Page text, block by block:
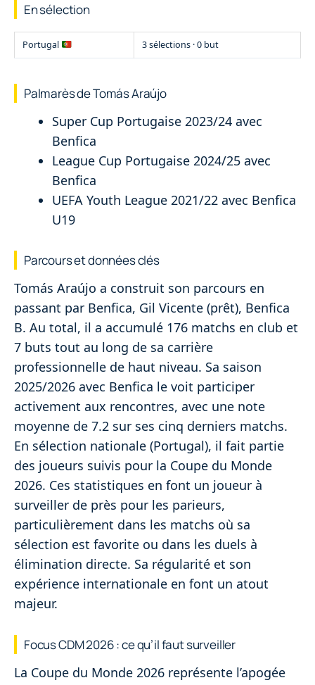
En sélection
Portugal 3 sélections · 0 but
Palmarès de Tomás Araújo
Super Cup Portugaise 2023/24 avec
Benfica
League Cup Portugaise 2024/25 avec
Benfica
UEFA Youth League 2021/22 avec Benfica
U19
Parcours et données clés
Tomás Araújo a construit son parcours en
passant par Benfica, Gil Vicente (prêt), Benfica
B. Au total, il a accumulé 176 matchs en club et
7 buts tout au long de sa carrière
professionnelle de haut niveau. Sa saison
2025/2026 avec Benfica le voit participer
activement aux rencontres, avec une note
moyenne de 7.2 sur ses cinq derniers matchs.
En sélection nationale (Portugal), il fait partie
des joueurs suivis pour la Coupe du Monde
2026. Ces statistiques en font un joueur à
surveiller de près pour les parieurs,
particulièrement dans les matchs où sa
sélection est favorite ou dans les duels à
élimination directe. Sa régularité et son
expérience internationale en font un atout
majeur.
Focus CDM 2026 : ce qu’il faut surveiller
La Coupe du Monde 2026 représente l’apogée